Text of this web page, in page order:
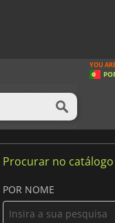
YOU
Procurar no catálogo
POR NOME